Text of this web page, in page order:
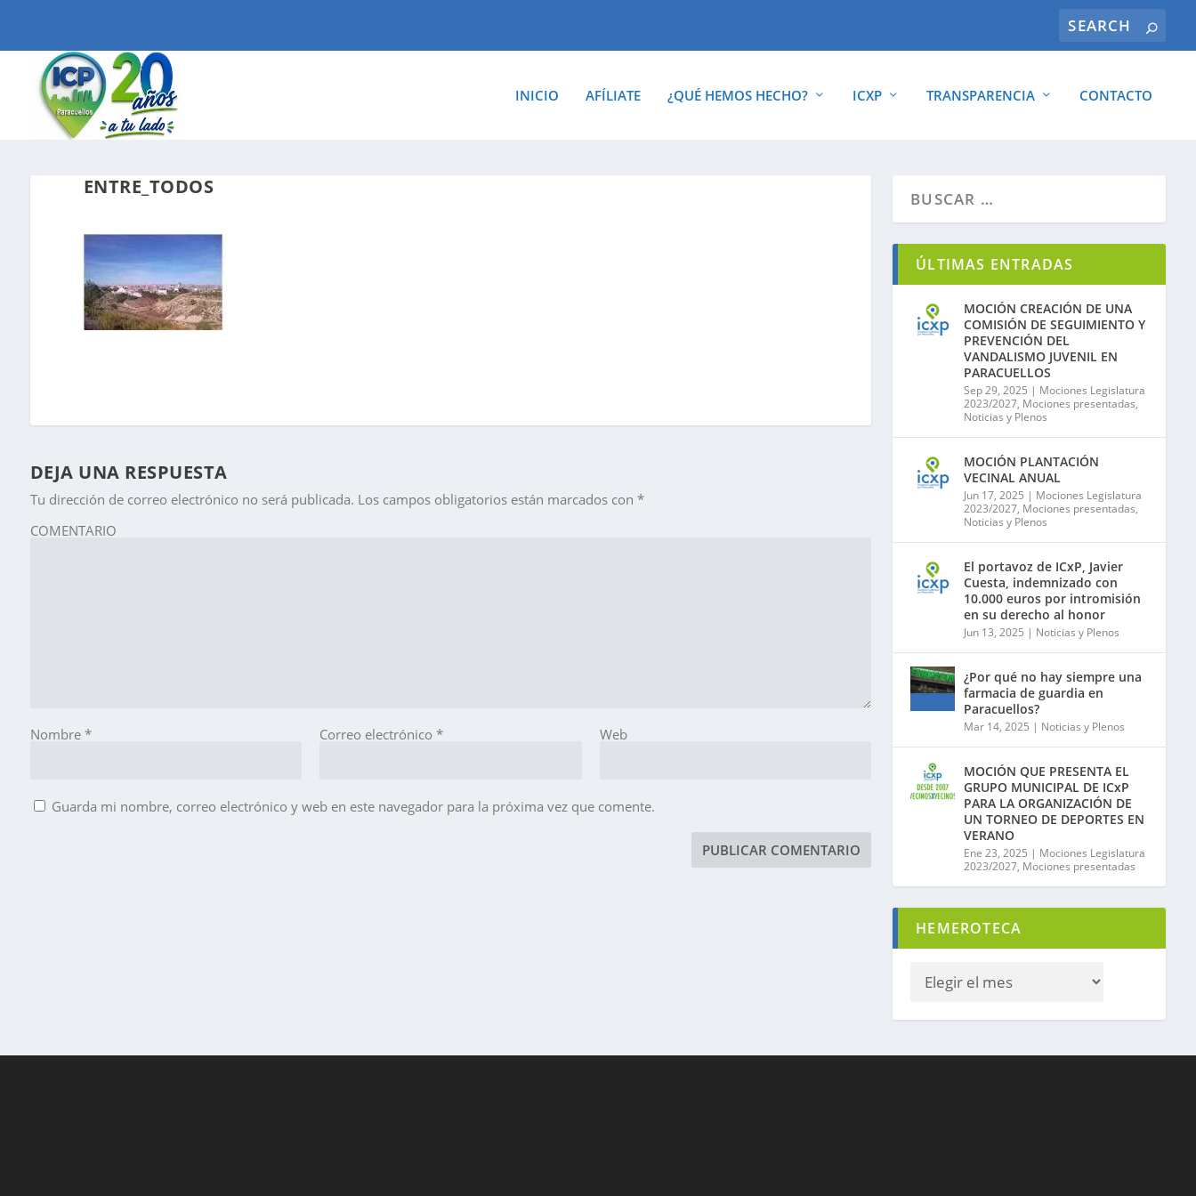
INICIO AFÍLIATE ¿QUÉ HEMOS HECHO? ICXP TRANSPARENCIA CONTACTO
ENTRE_TODOS
DEJA UNA RESPUESTA
Tu dirección de correo electrónico no será publicada. Los campos obligatorios están marcados con *
COMENTARIO
Nombre * Correo electrónico * Web
Guarda mi nombre, correo electrónico y web en este navegador para la próxima vez que comente.
ÚLTIMAS ENTRADAS
MOCIÓN CREACIÓN DE UNA
COMISIÓN DE SEGUIMIENTO Y
PREVENCIÓN DEL
VANDALISMO JUVENIL EN
PARACUELLOS
Sep 29, 2025 | Mociones Legislatura
2023/2027, Mociones presentadas,
Noticias y Plenos
MOCIÓN PLANTACIÓN
VECINAL ANUAL
Jun 17, 2025 | Mociones Legislatura
2023/2027, Mociones presentadas,
Noticias y Plenos
El portavoz de ICxP, Javier
Cuesta, indemnizado con
10.000 euros por intromisión
en su derecho al honor
Jun 13, 2025 | Noticias y Plenos
¿Por qué no hay siempre una
farmacia de guardia en
Paracuellos?
Mar 14, 2025 | Noticias y Plenos
MOCIÓN QUE PRESENTA EL
GRUPO MUNICIPAL DE ICxP
PARA LA ORGANIZACIÓN DE
UN TORNEO DE DEPORTES EN
VERANO
Ene 23, 2025 | Mociones Legislatura
2023/2027, Mociones presentadas
HEMEROTECA